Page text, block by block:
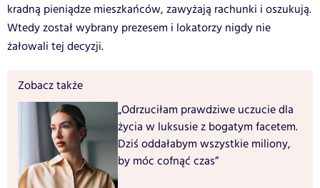
kradną pieniądze mieszkańców, zawyżają rachunki i oszukują.
Wtedy został wybrany prezesem i lokatorzy nigdy nie
żałowali tej decyzji.
Zobacz także
„Odrzuciłam prawdziwe uczucie dla
życia w luksusie z bogatym facetem.
Dziś oddałabym wszystkie miliony,
by móc cofnąć czas”